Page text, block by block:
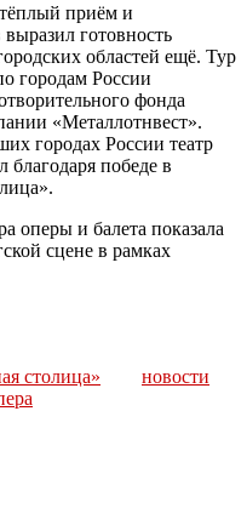
приём и
готовность
областей ещё. Тур
городам России
фонда
«Металлотнвест».
городах России театр
победе в
оперы и балета показала
сцене в рамках
столица»
новости